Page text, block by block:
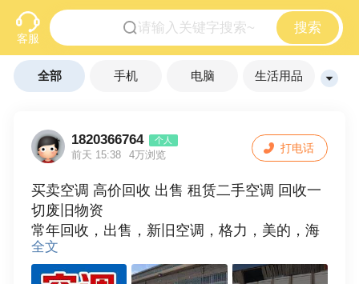
客服
搜索
全部 手机 电脑 生活用品
1820366764 个人
前天 15:38 4万浏览
买卖空调 高价回收 出售 租赁二手空调 回收一
切废旧物资
常年回收，出售，新旧空调，格力，美的，海
尔，奥克斯各种品牌空调
高价上门回收 诚信经营
全文
打电话